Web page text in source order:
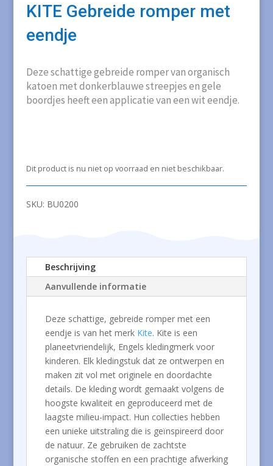
KITE Gebreide romper met
eendje
Deze schattige gebreide romper van organisch
katoen met donkerblauwe streepjes en gele
boordjes heeft een applicatie van een wit eendje.
Dit product is nu niet op voorraad en niet beschikbaar.
SKU: BU0200
Beschrijving
Aanvullende informatie
Deze schattige, gebreide romper met een
eendje is van het merk Kite. Kite is een
planeetvriendelijk, Engels kledingmerk voor
kinderen. Elk kledingstuk dat ze ontwerpen en
maken zit vol met originele en doordachte
details. De kleding wordt gemaakt volgens de
hoogste kwaliteit en geproduceerd met de
laagste milieu-impact. Hun collecties hebben
een unieke uitstraling die is geïnspireerd door
de natuur. Ze gebruiken de zachtste
organische stoffen en een prachtige afwerking